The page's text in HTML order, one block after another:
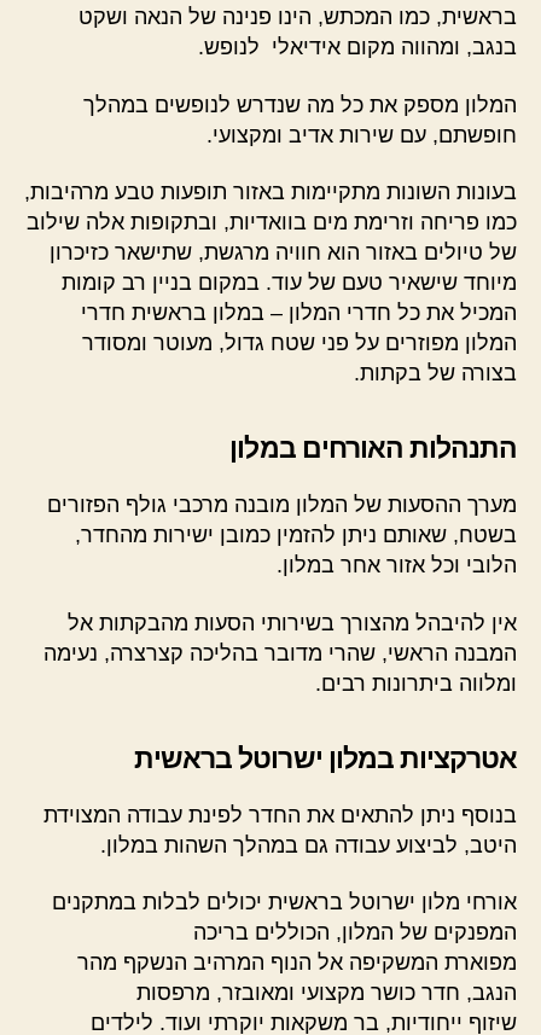
בראשית, כמו המכתש, הינו פנינה של הנאה ושקט
בנגב, ומהווה מקום אידיאלי לנופש.
המלון מספק את כל מה שנדרש לנופשים במהלך
חופשתם, עם שירות אדיב ומקצועי.
בעונות השונות מתקיימות באזור תופעות טבע מרהיבות,
כמו פריחה וזרימת מים בוואדיות, ובתקופות אלה שילוב
של טיולים באזור הוא חוויה מרגשת, שתישאר כזיכרון
מיוחד שישאיר טעם של עוד. במקום בניין רב קומות
המכיל את כל חדרי המלון – במלון בראשית חדרי
המלון מפוזרים על פני שטח גדול, מעוטר ומסודר
בצורה של בקתות.
התנהלות האורחים במלון
מערך ההסעות של המלון מובנה מרכבי גולף הפזורים
בשטח, שאותם ניתן להזמין כמובן ישירות מהחדר,
הלובי וכל אזור אחר במלון.
אין להיבהל מהצורך בשירותי הסעות מהבקתות אל
המבנה הראשי, שהרי מדובר בהליכה קצרצרה, נעימה
ומלווה ביתרונות רבים.
אטרקציות במלון ישרוטל בראשית
בנוסף ניתן להתאים את החדר לפינת עבודה המצוידת
היטב, לביצוע עבודה גם במהלך השהות במלון.
אורחי מלון ישרוטל בראשית יכולים לבלות במתקנים
המפנקים של המלון, הכוללים בריכה
מפוארת המשקיפה אל הנוף המרהיב הנשקף מהר
הנגב, חדר כושר מקצועי ומאובזר, מרפסות
שיזוף ייחודיות, בר משקאות יוקרתי ועוד. לילדים